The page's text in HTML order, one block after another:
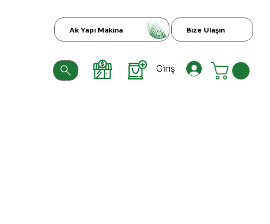
Giriş
Ak Yapı Makina Bize Ulaşın